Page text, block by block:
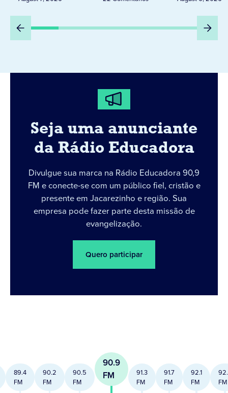
Seja uma anunciante
da Rádio Educadora
Divulgue sua marca na Rádio Educadora 90,9
FM e conecte-se com um público fiel, cristão e
presente em Jacarezinho e região. Sua
empresa pode fazer parte desta missão de
evangelização.
Quero participar
89.4
FM
90.2
FM
90.5
FM
90.9
FM
91.3
FM
91.7
FM
92.1
FM
FM